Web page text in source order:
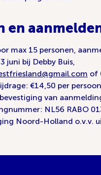
en
max 15 personen,
juni bij Debby Buis,
of
€14,50 per
van
NL56 RABO
Noord-Holland o.v.v.